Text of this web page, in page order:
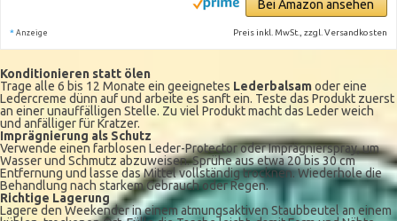
Bei Amazon ansehen
* Anzeige Preis inkl. MwSt., zzgl. Versandkosten
Konditionieren statt ölen
Trage alle 6 bis 12 Monate ein geeignetes Lederbalsam oder eine
Ledercreme dünn auf und arbeite es sanft ein. Teste das Produkt zuerst
an einer unauffälligen Stelle. Zu viel Produkt macht das Leder weich
und anfälliger für Kratzer.
Imprägnierung als Schutz
Verwende einen farblosen Leder-Protector oder Imprägnierspray, um
Wasser und Schmutz abzuweisen. Sprühe aus etwa 20 bis 30 cm
Entfernung und lasse das Mittel vollständig trocknen. Wiederhole die
Behandlung nach starkem Gebrauch oder Regen.
Richtige Lagerung
Lagere den Weekender in einem atmungsaktiven Staubbeutel an einem